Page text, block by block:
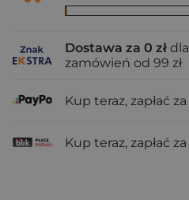
Dostawa za 0 zł dla
zamówień od 99 zł
Kup teraz, zapłać za
Kup teraz, zapłać za